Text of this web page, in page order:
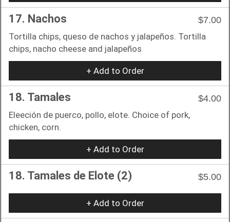
17. Nachos
$7.00
Tortilla chips, queso de nachos y jalapeños. Tortilla
chips, nacho cheese and jalapeños
+ Add to Order
18. Tamales
$4.00
Eleeción de puerco, pollo, elote. Choice of pork,
chicken, corn.
+ Add to Order
18. Tamales de Elote (2) $5.00
+ Add to Order